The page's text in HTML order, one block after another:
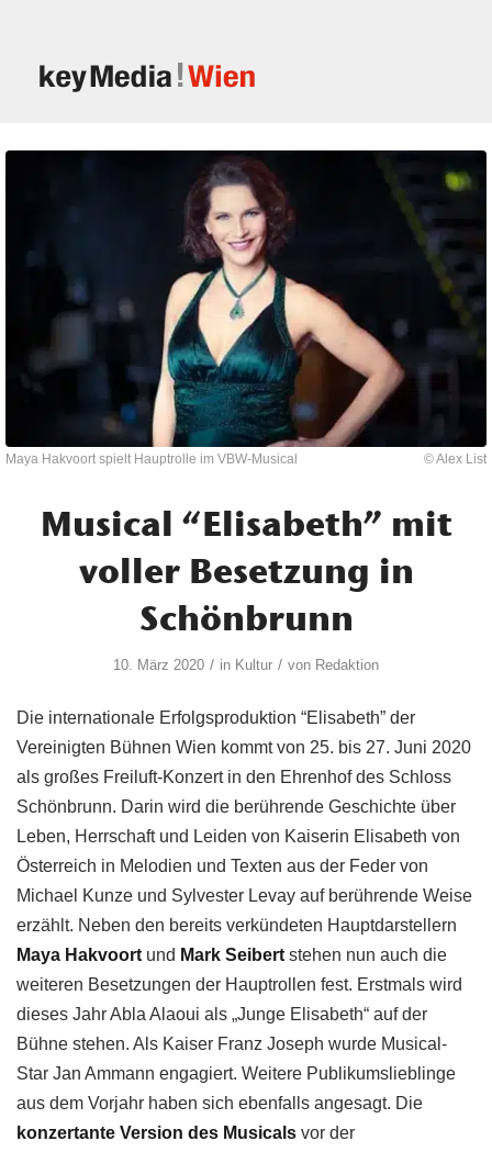
Maya Hakvoort spielt Hauptrolle im VBW-Musical © Alex List
Musical “Elisabeth” mit
voller Besetzung in
Schönbrunn
10. März 2020 / in Kultur / von Redaktion
Die internationale Erfolgsproduktion “Elisabeth” der
Vereinigten Bühnen Wien kommt von 25. bis 27. Juni 2020
als großes Freiluft-Konzert in den Ehrenhof des Schloss
Schönbrunn. Darin wird die berührende Geschichte über
Leben, Herrschaft und Leiden von Kaiserin Elisabeth von
Österreich in Melodien und Texten aus der Feder von
Michael Kunze und Sylvester Levay auf berührende Weise
erzählt. Neben den bereits verkündeten Hauptdarstellern
Maya Hakvoort und Mark Seibert stehen nun auch die
weiteren Besetzungen der Hauptrollen fest. Erstmals wird
dieses Jahr Abla Alaoui als „Junge Elisabeth“ auf der
Bühne stehen. Als Kaiser Franz Joseph wurde Musical-
Star Jan Ammann engagiert. Weitere Publikumslieblinge
aus dem Vorjahr haben sich ebenfalls angesagt. Die
konzertante Version des Musicals vor der